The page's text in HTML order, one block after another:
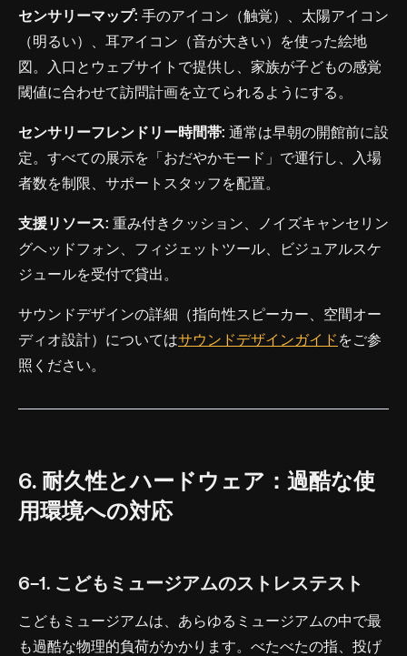
センサリーマップ: 手のアイコン（触覚）、太陽アイコン
（明るい）、耳アイコン（音が大きい）を使った絵地
図。入口とウェブサイトで提供し、家族が子どもの感覚
閾値に合わせて訪問計画を立てられるようにする。
センサリーフレンドリー時間帯: 通常は早朝の開館前に設
定。すべての展示を「おだやかモード」で運行し、入場
者数を制限、サポートスタッフを配置。
支援リソース: 重み付きクッション、ノイズキャンセリン
グヘッドフォン、フィジェットツール、ビジュアルスケ
ジュールを受付で貸出。
サウンドデザインの詳細（指向性スピーカー、空間オー
ディオ設計）についてはサウンドデザインガイド をご参
照ください。
6. 耐久性とハードウェア：過酷な使
用環境への対応
6-1. こどもミュージアムのストレステスト
こどもミュージアムは、あらゆるミュージアムの中で最
も過酷な物理的負荷がかかります。べたべたの指、投げ